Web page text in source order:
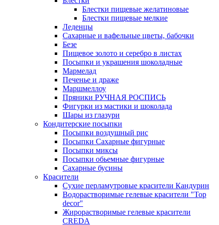
Блестки пищевые желатиновые
Блестки пищевые мелкие
Леденцы
Сахарные и вафельные цветы, бабочки
Безе
Пищевое золото и серебро в листах
Посыпки и украшения шоколадные
Мармелад
Печенье и драже
Маршмеллоу
Пряники РУЧНАЯ РОСПИСЬ
Фигурки из мастики и шоколада
Шары из глазури
Кондитерские посыпки
Посыпки воздушный рис
Посыпки Сахарные фигурные
Посыпки миксы
Посыпки обьемные фигурные
Сахарные бусины
Красители
Сухие перламутровые красители Кандурин
Водорастворимые гелевые красители "Top
decor"
Жирорастворимые гелевые красители
CREDA